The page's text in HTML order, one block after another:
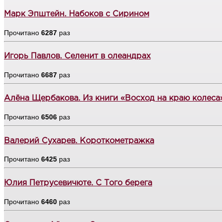
Марк Эпштейн. Набоков с Сирином
Прочитано 6287 раз
Игорь Павлов. Селенит в олеандрах
Прочитано 6687 раз
Алёна Щербакова. Из книги «Восход на краю
Прочитано 6506 раз
Валерий Сухарев. Короткометражка
Прочитано 6425 раз
Юлия Петрусевичюте. С Того берега
Прочитано 6460 раз